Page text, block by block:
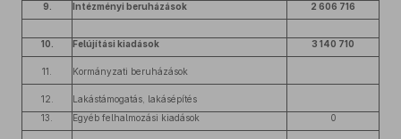
9.
Intézményi beruházások 2 606 716
10. Felújítási kiadások 3 140 710
11. Kormányzati beruházások
12.
Lakástámogatás, lakásépítés
13.
Egyéb felhalmozási kiadások 0